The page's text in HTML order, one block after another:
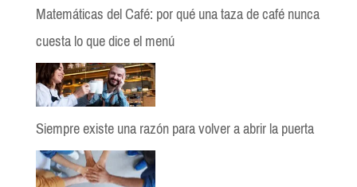
Matemáticas del Café: por qué una taza de café nunca
cuesta lo que dice el menú
Siempre existe una razón para volver a abrir la puerta